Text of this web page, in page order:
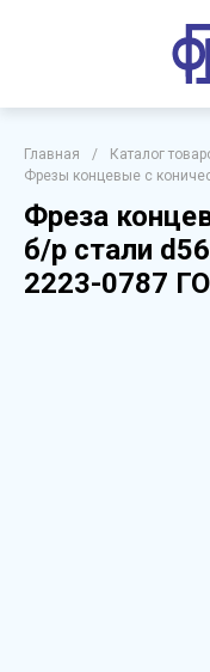
Главная / Каталог
Фрезы концевые с
Фреза
б/р стали
2223-0787